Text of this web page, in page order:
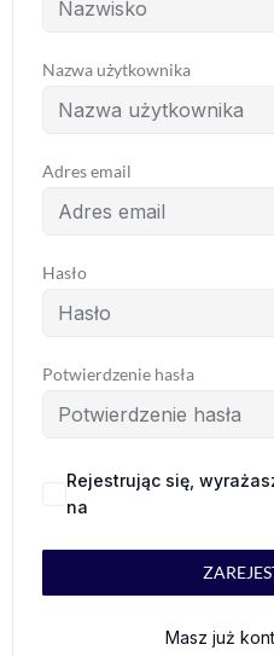
Nazwa użytkownika
Adres email
Hasło
Potwierdzenie hasła
Rejestrując się,
na
Masz już